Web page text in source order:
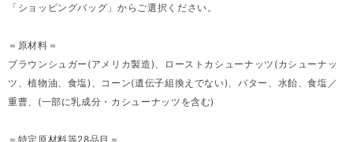
「ショッピングバッグ」からご選択ください。
＝原材料＝
ブラウンシュガー(アメリカ製造)、ローストカシューナッツ(カシューナッ
ツ、植物油、食塩)、コーン(遺伝子組換えでない)、バター、水飴、食塩／
重曹、(一部に乳成分・カシューナッツを含む)
＝特定原材料等28品目＝